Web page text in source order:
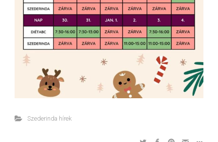
Szederinda hírek